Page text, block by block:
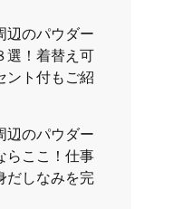
辺のパウダー
選！着替え可
ント付もご紹
辺のパウダー
らここ！仕事
だしなみを完